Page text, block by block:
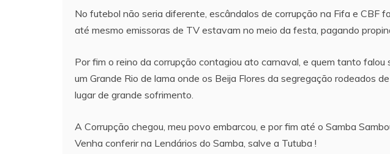
No futebol não seria diferente, escândalos de corrupção na Fifa e CBF
até mesmo emissoras de TV estavam no meio da festa, pagando
Por fim o reino da corrupção contagiou ato carnaval, e quem tanto
um Grande Rio de lama onde os Beija Flores da segregação rodeados
lugar de grande sofrimento.
A Corrupção chegou, meu povo embarcou, e por fim até o Samba
Venha conferir na Lendários do Samba, salve a Tutuba !